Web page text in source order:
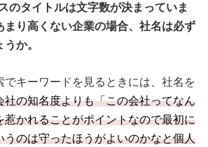
のタイトルは文字数が決まっていま
まり高くない企業の場合、社名は必ず
か。
でキーワードを見るときには、社名を
社の知名度よりも「この会社ってなん
惹かれることがポイントなので最初に
うのは守ったほうがよいのかなと個人